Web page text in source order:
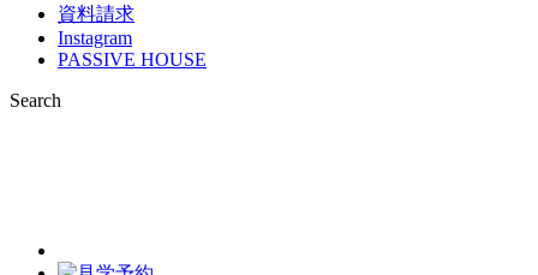
資料請求
Instagram
PASSIVE HOUSE
Search